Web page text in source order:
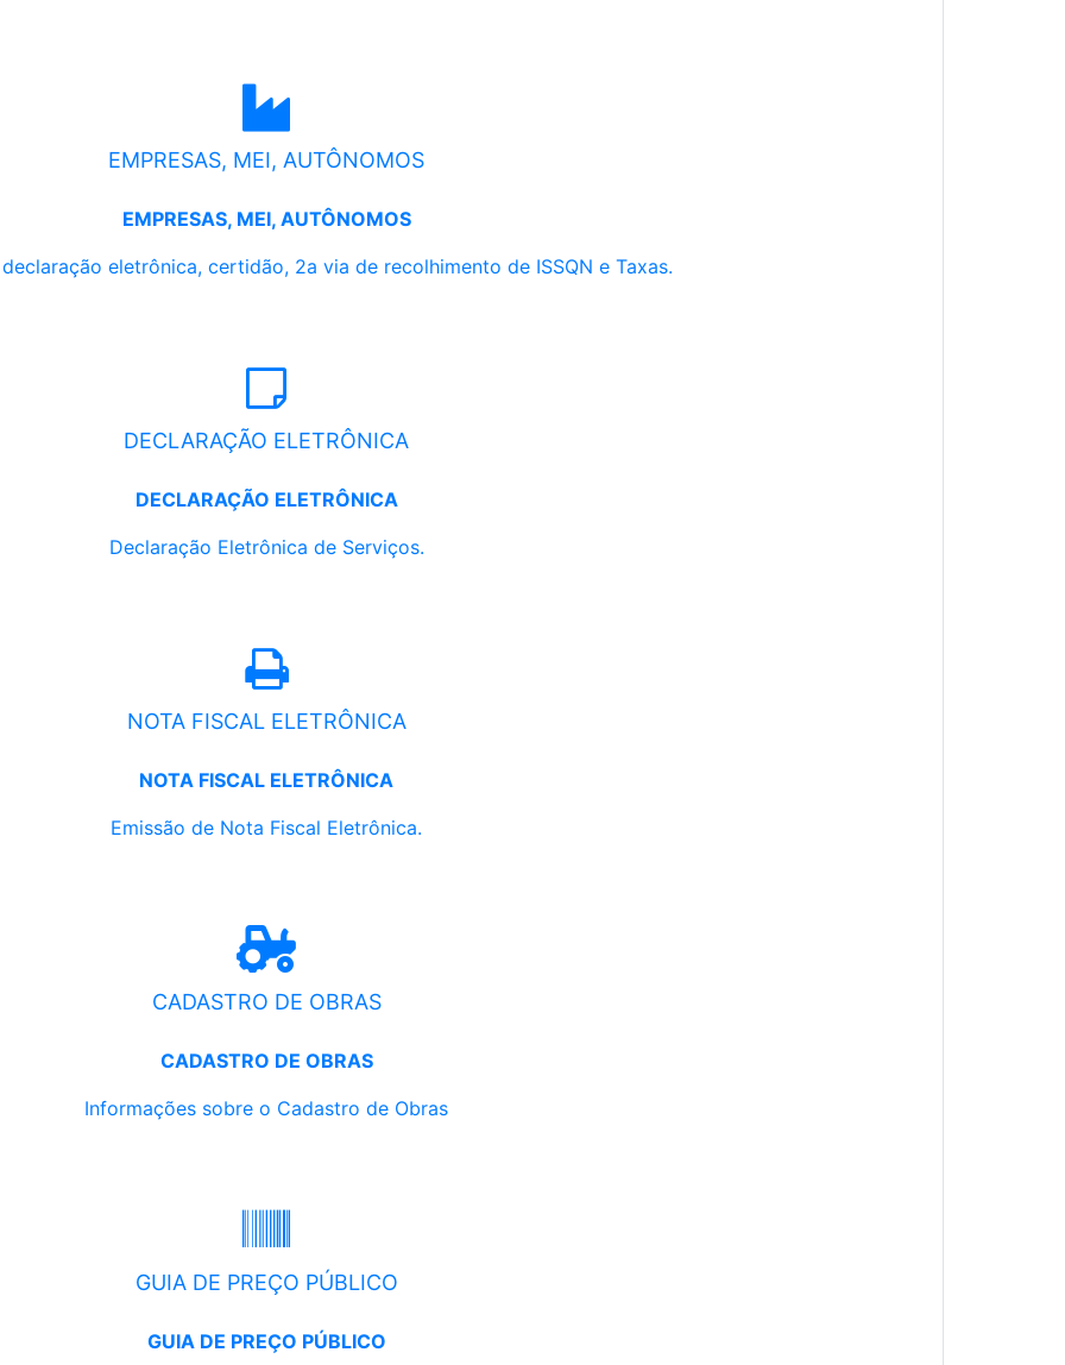
EMPRESAS, MEI, AUTÔNOMOS
EMPRESAS, MEI, AUTÔNOMOS
eletrônica, certidão, 2a via de recolhimento de ISSQN e Taxas.
DECLARAÇÃO ELETRÔNICA
DECLARAÇÃO ELETRÔNICA
Declaração Eletrônica de Serviços.
NOTA FISCAL ELETRÔNICA
NOTA FISCAL ELETRÔNICA
Emissão de Nota Fiscal Eletrônica.
CADASTRO DE OBRAS
CADASTRO DE OBRAS
Informações sobre o Cadastro de Obras
GUIA DE PREÇO PÚBLICO
GUIA DE PREÇO PÚBLICO